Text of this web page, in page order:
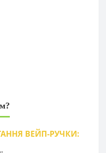
ВЕЙП-РУЧКИ: